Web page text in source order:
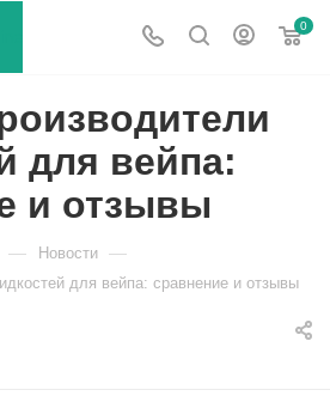
0
для вейпа:
и отзывы
— Новости —
для вейпа: сравнение и отзывы